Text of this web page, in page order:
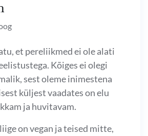
et pereliikmed ei ole alati
Kõiges ei olegi
sest oleme inimestena
küljest vaadates on elu
ja huvitavam.
on vegan ja teised mitte,